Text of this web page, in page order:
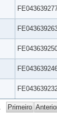
Primeiro